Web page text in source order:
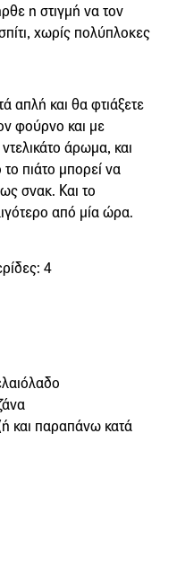
η στιγμή να τον
χωρίς πολύπλοκες
απλή και θα φτιάξετε
φούρνο και με
άρωμα, και
πιάτο μπορεί να
σνακ. Και το
από μία ώρα.
4
και παραπάνω κατά